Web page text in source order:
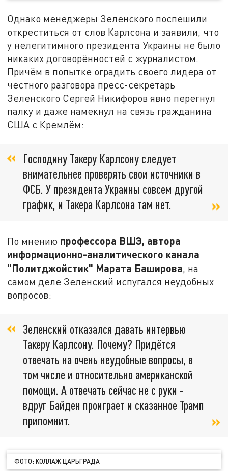
Однако менеджеры Зеленского поспешили
откреститься от слов Карлсона и заявили, что
у нелегитимного президента Украины не было
никаких договорённостей с журналистом.
Причём в попытке оградить своего лидера от
честного разговора пресс-секретарь
Зеленского Сергей Никифоров явно перегнул
палку и даже намекнул на связь гражданина
США с Кремлём:
Господину Такеру Карлсону следует
внимательнее проверять свои источники в
ФСБ. У президента Украины совсем другой
график, и Такера Карлсона там нет.
По мнению профессора ВШЭ, автора
информационно-аналитического канала
"Политджойстик" Марата Баширова , на
самом деле Зеленский испугался неудобных
вопросов:
Зеленский отказался давать интервью
Такеру Карлсону. Почему? Придётся
отвечать на очень неудобные вопросы, в
том числе и относительно американской
помощи. А отвечать сейчас не с руки -
вдруг Байден проиграет и сказанное Трамп
припомнит.
ФОТО: КОЛЛАЖ ЦАРЬГРАДА